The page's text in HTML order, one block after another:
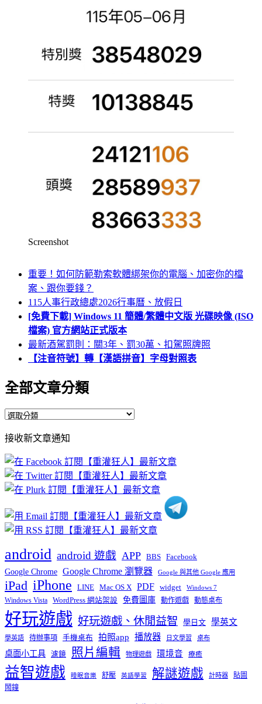
Screenshot
重要！如何防範勒索軟體綁架你的電腦、加密你的檔
案、跟你要錢？
115人事行政總處2026行事曆、放假日
[免費下載] Windows 11 簡體/繁體中文版 光碟映像 (ISO
檔案) 官方網站正式版本
最新酒駕罰則：關3年、罰30萬、扣駕照牌照
【注音符號】轉【漢語拼音】字母對照表
全部文章分類
全
文
章
分
類
接收新文章通知
android android 遊戲 APP BBS Facebook
Google Chrome Google Chrome 瀏覽器 Google 與其他 Google 應用
iPad iPhone LINE Mac OS X PDF widget Windows 7
Windows Vista WordPress 網站架設 免費圖庫 動作遊戲 動態桌布
好玩遊戲 好玩遊戲、休閒益智 學日文 學英文
學英語 待辦事項 手機桌布 拍照app 播放器 日文學習 桌布
桌面小工具 濾鏡 照片編輯 物理遊戲 環境音 療癒
益智遊戲 睡眠音樂 舒壓 英語學習 解謎遊戲 計時器
貼圖
鬧鐘